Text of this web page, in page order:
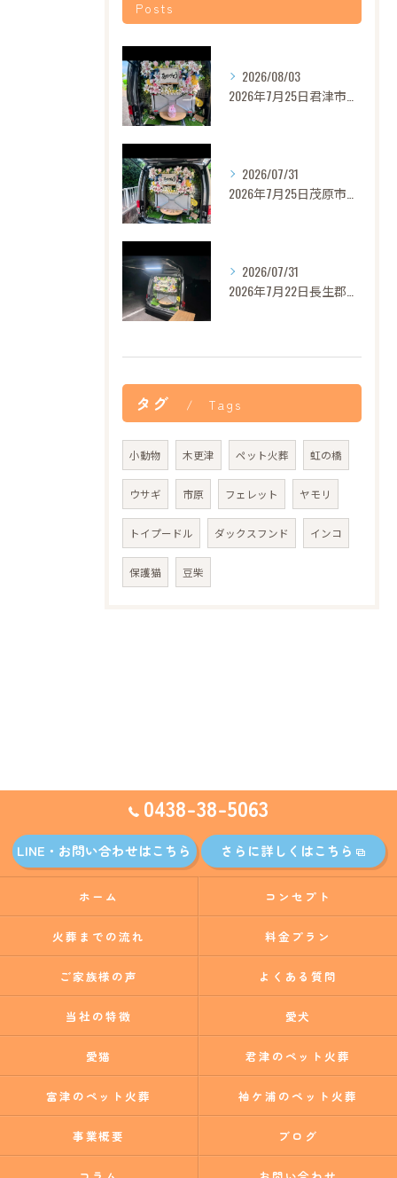
Posts
2026/08/03
2026年7月25日君津市あずきちゃんご葬儀
2026/07/31
2026年7月25日茂原市セレナちゃんご葬儀
2026/07/31
2026年7月22日長生郡バロンちゃんご葬儀
タグ Tags
小動物 木更津 ペット火葬 虹の橋
ウサギ 市原 フェレット ヤモリ
トイプードル ダックスフンド インコ
保護猫 豆柴
0438-38-5063
LINE・お問い合わせはこちら さらに詳しくはこちら
ホーム コンセプト
火葬までの流れ 料金プラン
ご家族様の声 よくある質問
当社の特徴 愛犬
愛猫 君津のペット火葬
富津のペット火葬 袖ケ浦のペット火葬
事業概要 ブログ